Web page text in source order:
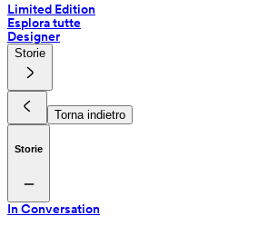
Limited Edition
Esplora tutte
Designer
Storie
Torna indietro
Storie
In Conversation